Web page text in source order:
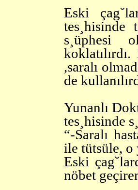
Eski
tes¸hisinde
s¸üphesi
,saralı
de
Yunanlı
tes¸hisinde
“-Saralı
ile tütsüle, o
Eski
nöbet